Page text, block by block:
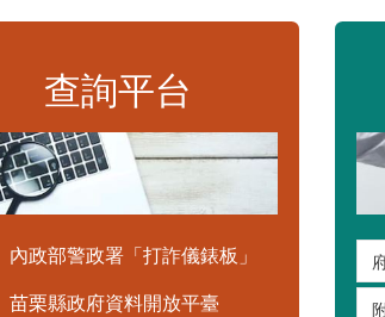
查詢平台
內政部警政署「打詐儀錶板」
苗栗縣政府資料開放平臺